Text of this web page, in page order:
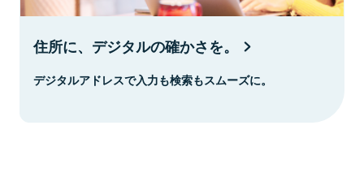
住所に、デジタルの確かさを。
デジタルアドレスで入力も検索もスムーズに。